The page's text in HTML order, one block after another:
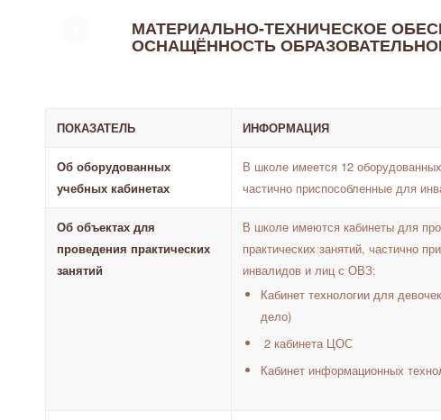
МАТЕРИАЛЬНО-ТЕХНИЧЕСКОЕ
ОСНАЩЁННОСТЬ
ПОКАЗАТЕЛЬ ИНФОРМАЦИЯ
Об оборудованных
учебных кабинетах
В школе имеется 12
частично приспособленные для
Об объектах для
проведения практических
занятий
В школе имеются кабинеты для
практических занятий, частично
инвалидов и лиц с ОВЗ:
Кабинет технологии для
дело)
2 кабинета ЦОС
Кабинет информационных